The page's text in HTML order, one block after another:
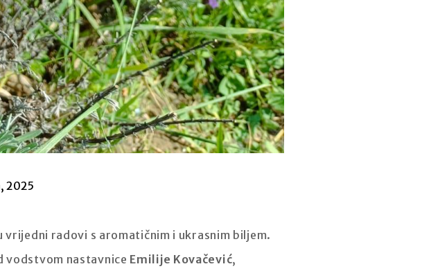
2025
radovi s aromatičnim i ukrasnim biljem.
vodstvom nastavnice Emilije Kovačević,